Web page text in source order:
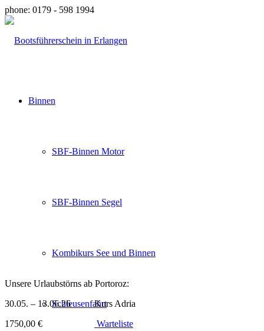
phone: 0179 - 598 1994
Binnen
SBF-Binnen Motor
SBF-Binnen Segel
Kombikurs See und Binnen
Schleusenfahrt
Unsere Urlaubstörns ab Portoroz:
30.05. – 13.06.26 Kurs Adria
1750,00 €
Warteliste